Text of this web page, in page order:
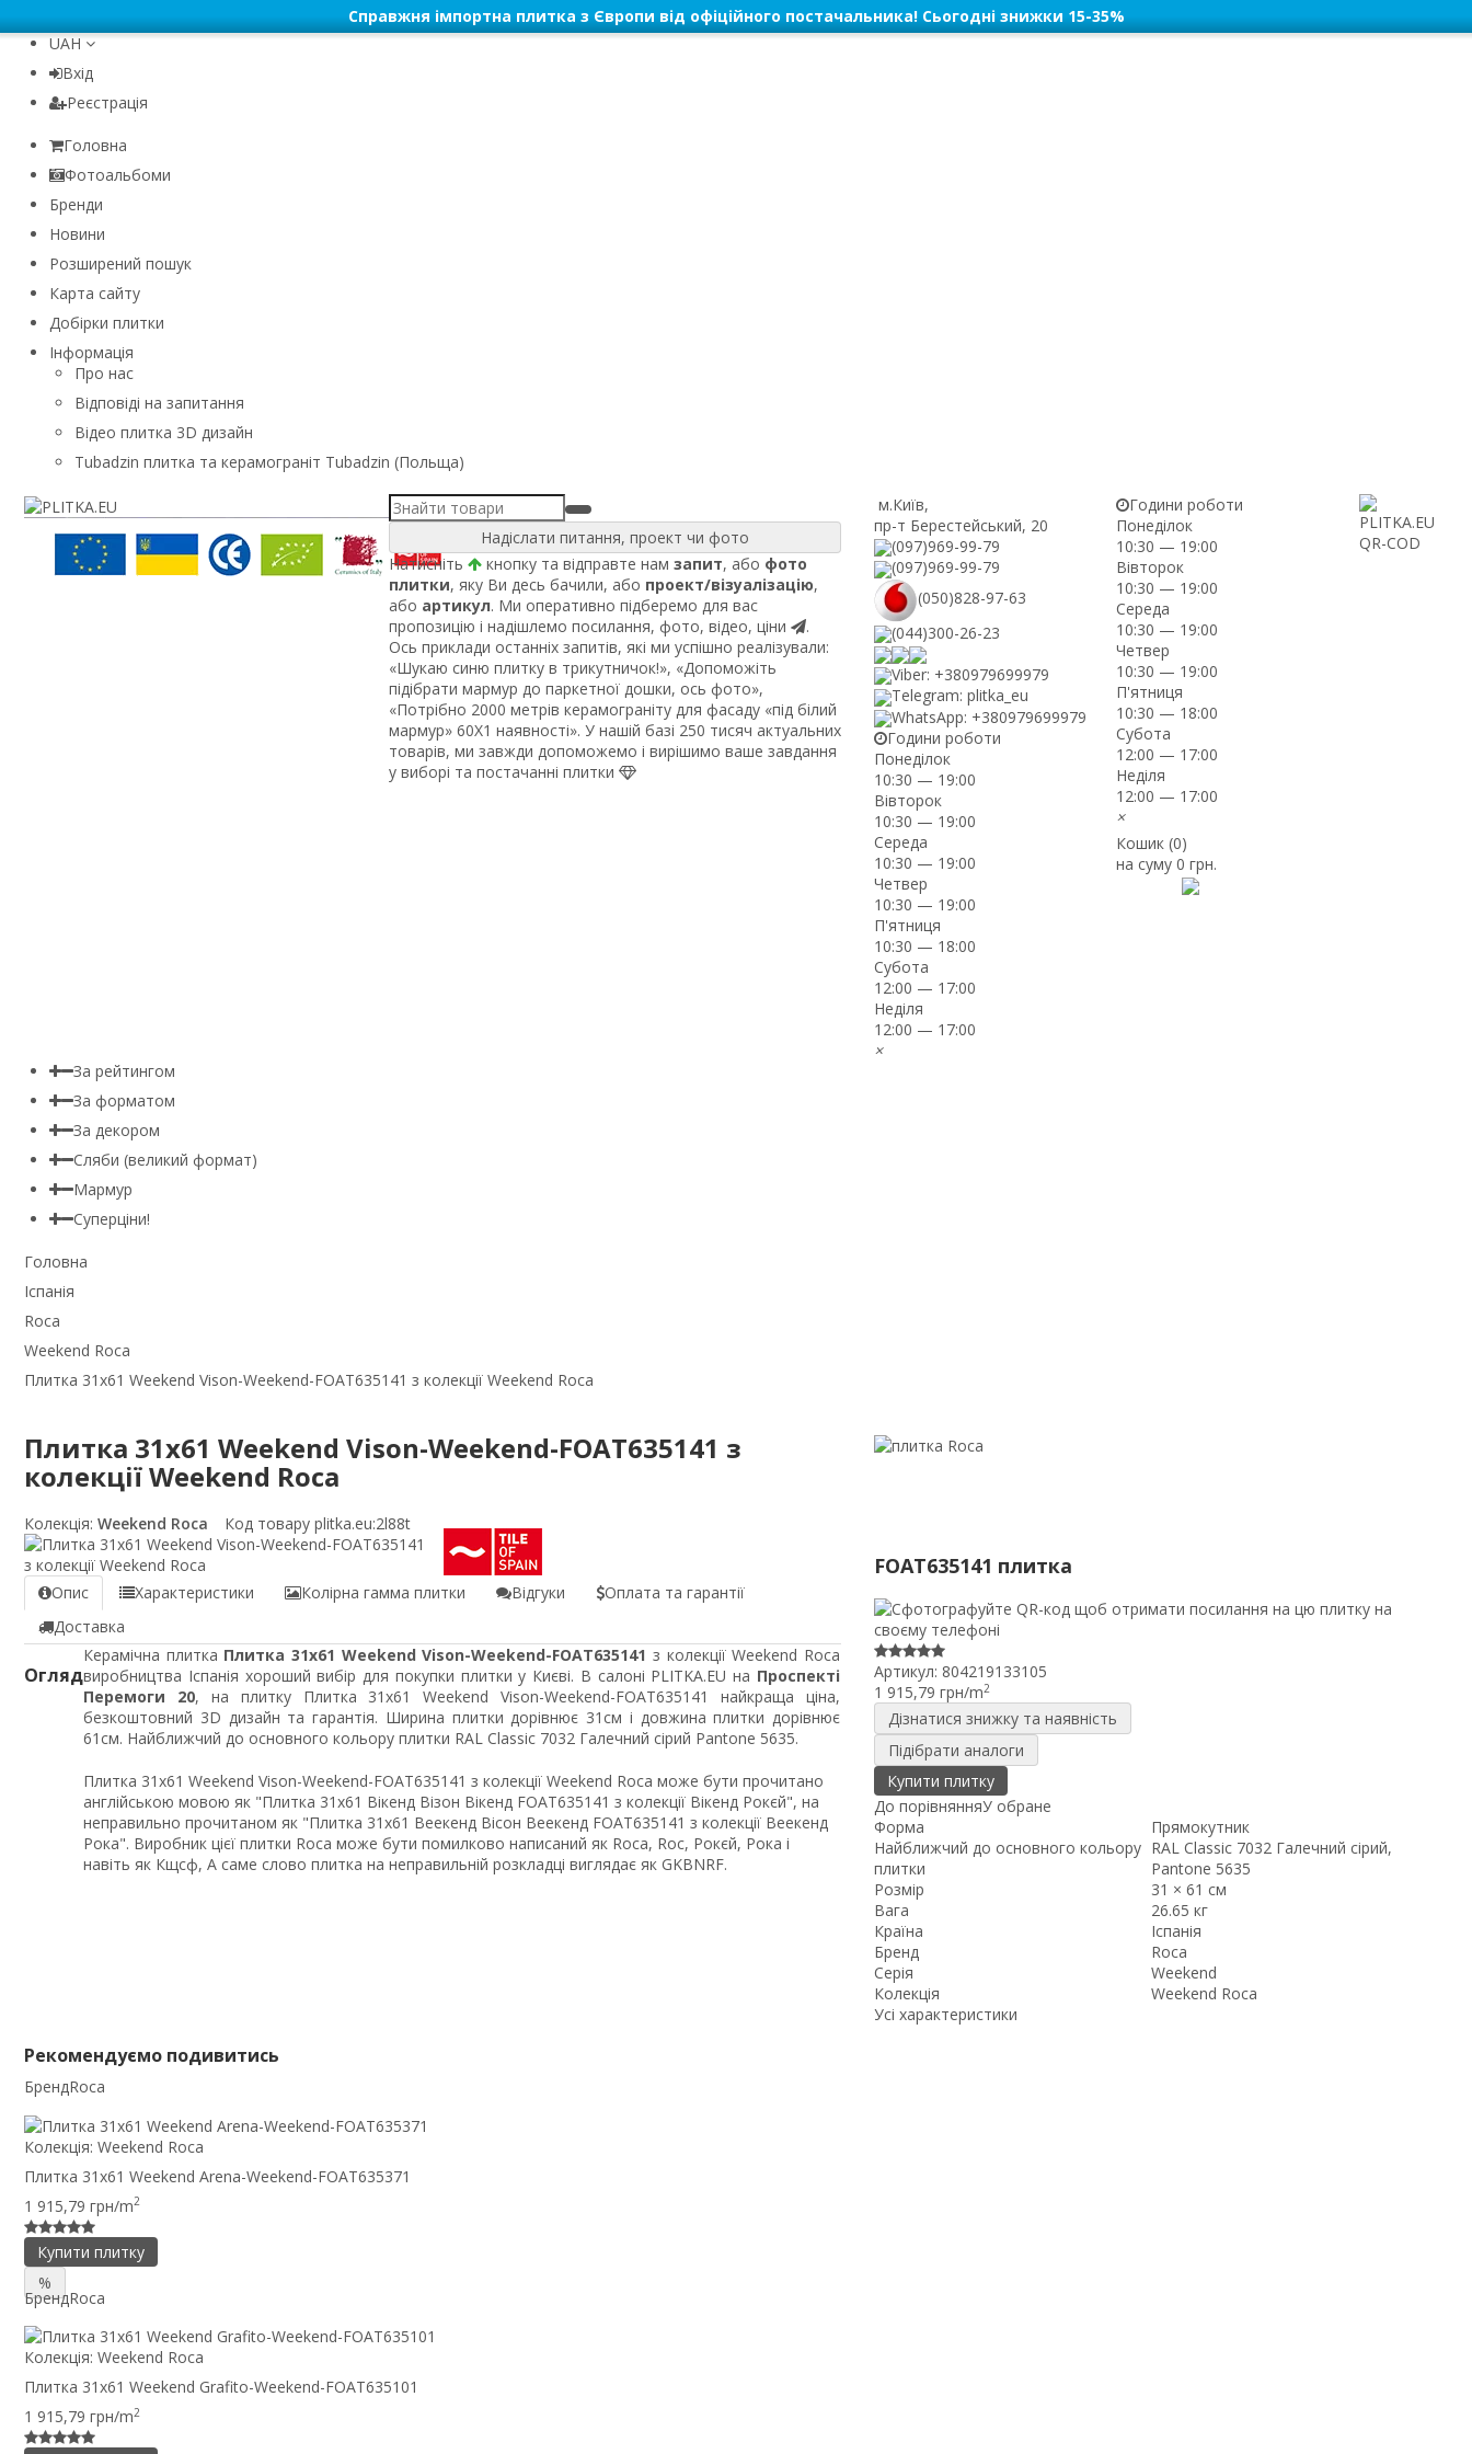
Справжня імпортна плитка з Європи від офіційного постачальника! Сьогодні знижки 15-35%
UAH
Вхід
Реєстрація
Головна
Фотоальбоми
Бренди
Новини
Розширений пошук
Карта сайту
Добірки плитки
Інформація
Про нас
Відповіді на запитання
Відео плитка 3D дизайн
Tubadzin плитка та керамограніт Tubadzin (Польща)
Надіслати питання, проект чи фото
Натисніть
кнопку та відправте нам запит, або фото
плитки, яку Ви десь бачили, або проект/візуалізацію,
або артикул. Ми оперативно підберемо для вас
пропозицію і надішлемо посилання, фото, відео, ціни
.
Ось приклади останніх запитів, які ми успішно реалізували:
«Шукаю синю плитку в трикутничок!», «Допоможіть
підібрати мармур до паркетної дошки, ось фото»,
«Потрібно 2000 метрів керамограніту для фасаду «під білий
мармур» 60Х1 наявності». У нашій базі 250 тисяч актуальних
товарів, ми завжди допоможемо і вирішимо ваше завдання
у виборі та постачанні плитки
м.Київ,
пр-т Берестейський, 20
(097)969-99-79
(097)969-99-79
(050)828-97-63
(044)300-26-23
Viber: +380979699979
Telegram: plitka_eu
WhatsApp: +380979699979
Години роботи
Понеділок
10:30 — 19:00
Вівторок
10:30 — 19:00
Середа
10:30 — 19:00
Четвер
10:30 — 19:00
П'ятниця
10:30 — 18:00
Субота
12:00 — 17:00
Неділя
12:00 — 17:00
×
Години роботи
Понеділок
10:30 — 19:00
Вівторок
10:30 — 19:00
Середа
10:30 — 19:00
Четвер
10:30 — 19:00
П'ятниця
10:30 — 18:00
Субота
12:00 — 17:00
Неділя
12:00 — 17:00
×
Кошик (0)
на суму0 грн.
За рейтингом
За форматом
За декором
Сляби (великий формат)
Мармур
Суперціни!
Головна
Іспанія
Roca
Weekend Roca
Плитка 31x61 Weekend Vison-Weekend-FOAT635141 з колекції Weekend Roca
Плитка 31x61 Weekend Vison-Weekend-FOAT635141 з
колекції Weekend Roca
Колекція: Weekend Roca Код товару plitka.eu:2l88t
Опис Характеристики Колірна гамма плитки Відгуки
Оплата та гарантії
Доставка
Огляд
Керамічна плитка Плитка 31x61 Weekend Vison-Weekend-FOAT635141 з колекції Weekend Roca
виробництва Іспанія хороший вибір для покупки плитки у Києві. В салоні PLITKA.EU на Проспекті
Перемоги 20, на плитку Плитка 31x61 Weekend Vison-Weekend-FOAT635141 найкраща ціна,
безкоштовний 3D дизайн та гарантія. Ширина плитки дорівнює 31см і довжина плитки дорівнює
61см. Найближчий до основного кольору плитки RAL Classic 7032 Галечний сірий Pantone 5635.
Плитка 31x61 Weekend Vison-Weekend-FOAT635141 з колекції Weekend Roca може бути прочитано
англійською мовою як "Плитка 31x61 Вікенд Візон Вікенд FOAT635141 з колекції Вікенд Рокєй", на
неправильно прочитаном як "Плитка 31x61 Веекенд Вісон Веекенд FOAT635141 з колекції Веекенд
Рока". Виробник цієї плитки Roca може бути помилково написаний як Roca, Roc, Рокєй, Рока і
навіть як Кщсф, А саме слово плитка на неправильній розкладці виглядає як GKBNRF.
FOAT635141 плитка
Артикул: 804219133105
1 915,79 грн/m2
Дізнатися знижку та наявність
Підібрати аналоги
Купити плитку
До порівнянняУ обране
Форма
Прямокутник
Найближчий до основного кольору
плитки
RAL Classic 7032 Галечний сірий,
Pantone 5635
Розмір
31 × 61 см
Вага
26.65 кг
Країна
Іспанія
Бренд
Roca
Серія
Weekend
Колекція
Weekend Roca
Усі характеристики
Рекомендуємо подивитись
БрендRoca
Колекція: Weekend Roca
Плитка 31x61 Weekend Arena-Weekend-FOAT635371
1 915,79 грн/m2
Купити плитку
%
БрендRoca
Колекція: Weekend Roca
Плитка 31x61 Weekend Grafito-Weekend-FOAT635101
1 915,79 грн/m2